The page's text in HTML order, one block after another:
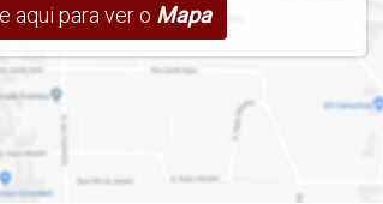
aqui para ver o Mapa